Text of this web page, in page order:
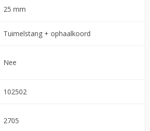
25 mm
Tuimelstang + ophaalkoord
Nee
102502
2705